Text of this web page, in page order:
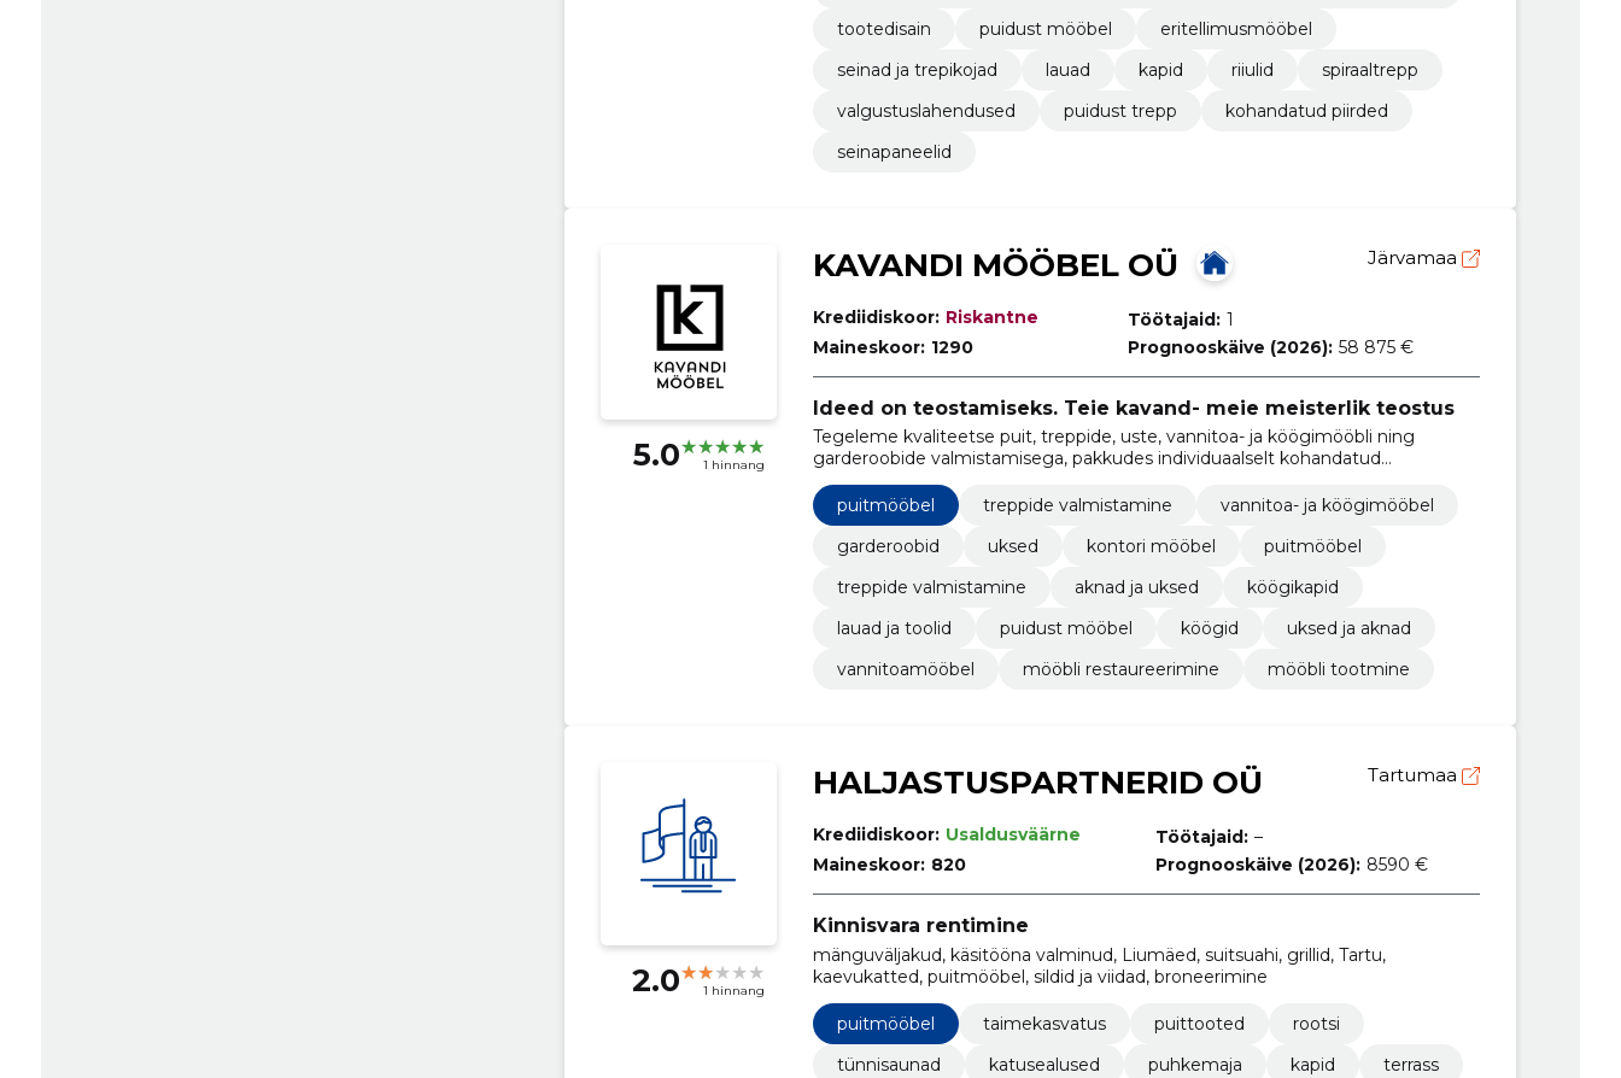
tootedisain
puidust mööbel
eritellimusmööbel
seinad ja trepikojad
lauad kapid riiulid
spiraaltrepp
valgustuslahendused
puidust trepp
kohandatud piirded
seinapaneelid
5.0 1 hinnang
KAVANDI MÖÖBEL OÜ Järvamaa
Krediidiskoor: Riskantne
Maineskoor: 1290
Töötajaid: 1
Prognooskäive (2026): 58 875 €
Ideed on teostamiseks. Teie kavand- meie meisterlik teostus
Tegeleme kvaliteetse puit, treppide, uste, vannitoa- ja köögimööbli ning
garderoobide valmistamisega, pakkudes individuaalselt kohandatud
sisekujunduslahendusi.
puitmööbel
treppide valmistamine
vannitoa- ja köögimööbel
garderoobid
uksed kontori mööbel
puitmööbel
treppide valmistamine
aknad ja uksed
köögikapid
lauad ja toolid
puidust mööbel köögid
uksed ja aknad
vannitoamööbel
mööbli restaureerimine mööbli tootmine
2.0 1 hinnang
HALJASTUSPARTNERID OÜ Tartumaa
Krediidiskoor: Usaldusväärne
Maineskoor: 820
Töötajaid: –
Prognooskäive (2026): 8590 €
Kinnisvara rentimine
mänguväljakud, käsitööna valminud, Liumäed, suitsuahi, grillid, Tartu,
kaevukatted, puitmööbel, sildid ja viidad, broneerimine
puitmööbel taimekasvatus puittooted
rootsi
tünnisaunad
katusealused puhkemaja kapid
terrass